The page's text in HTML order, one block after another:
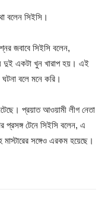
বলেন সিইসি।
জবাবে সিইসি বলেন,
দুই একটা খুন খারাপ হয়। এই
বলে মনে করি।
প্রয়াত আওয়ামী লীগ নেতা
প্রসঙ্গ টেনে সিইসি বলেন, এ
সঙ্গেও এরকম হয়েছে।